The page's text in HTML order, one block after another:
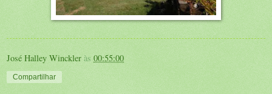
José Halley Winckler às 00:55:00
Compartilhar